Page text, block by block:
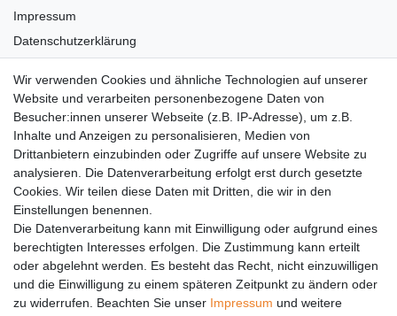
Impressum
Datenschutzerklärung
Versandkosten
Barrierefreiheit
Anleitungen
Vertrag widerrufen
PARTNER
DHL
GLS
Wir verwenden Cookies und ähnliche Technologien auf unserer
Website und verarbeiten personenbezogene Daten von
Besucher:innen unserer Webseite (z.B. IP-Adresse), um z.B.
Inhalte und Anzeigen zu personalisieren, Medien von
Drittanbietern einzubinden oder Zugriffe auf unsere Website zu
analysieren. Die Datenverarbeitung erfolgt erst durch gesetzte
Cookies. Wir teilen diese Daten mit Dritten, die wir in den
Einstellungen benennen.
Die Datenverarbeitung kann mit Einwilligung oder aufgrund eines
berechtigten Interesses erfolgen. Die Zustimmung kann erteilt
oder abgelehnt werden. Es besteht das Recht, nicht einzuwilligen
und die Einwilligung zu einem späteren Zeitpunkt zu ändern oder
zu widerrufen. Beachten Sie unser Impressum und weitere